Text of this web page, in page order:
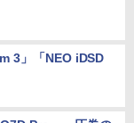
3」「NEO iDSD